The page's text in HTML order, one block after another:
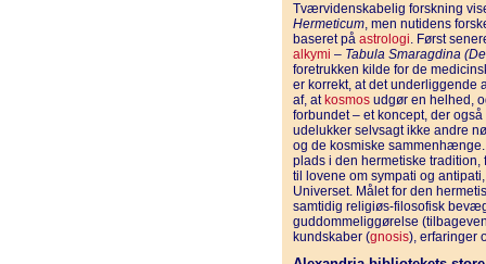
Tværvidenskabelig forskning
Hermeticum, men nutidens
baseret på astrologi. Først
alkymi – Tabula Smaragdina
foretrukken kilde for de
er korrekt, at det underliggende
af, at kosmos udgør en helhed,
forbundet – et koncept, der
udelukker selvsagt ikke andre
og de kosmiske
plads i den hermetiske
til lovene om sympati og
Universet. Målet for den
samtidig religiøs-filosofisk
guddommeliggørelse
kundskaber (gnosis), erfaringer